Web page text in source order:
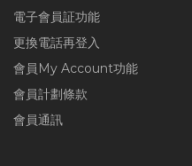
電子會員証功能
更換電話再登入
會員My Account功能
會員計劃條款
會員通訊